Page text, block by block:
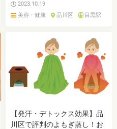
2023.10.19
美容・健康
品川区 目黒駅
【発汗・デトックス効果】品
川区で評判のよもぎ蒸し！お